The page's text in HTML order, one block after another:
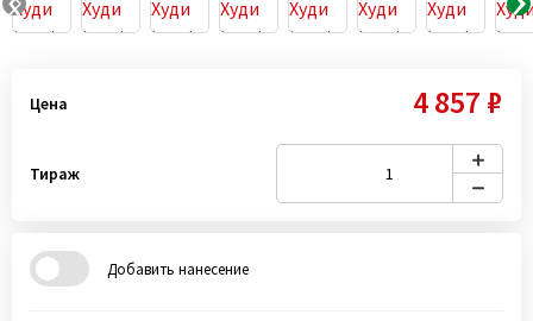
Цена 4 857 ₽
Тираж
Добавить нанесение